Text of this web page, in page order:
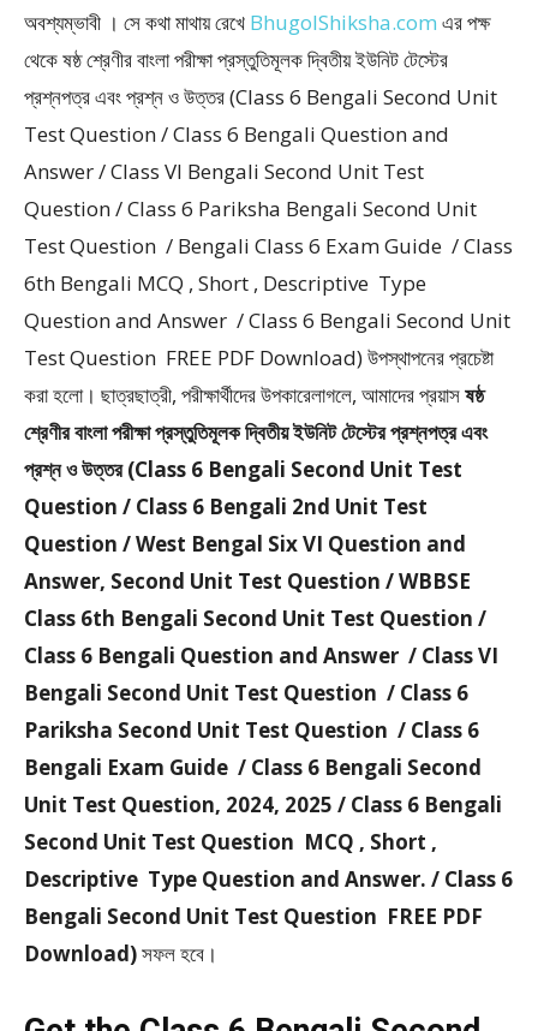
অবশ্যম্ভাবী । সে কথা মাথায় রেখে BhugolShiksha.com এর পক্ষ
থেকে ষষ্ঠ শ্রেণীর বাংলা পরীক্ষা প্রস্তুতিমূলক দ্বিতীয় ইউনিট টেস্টের
প্রশ্নপত্র এবং প্রশ্ন ও উত্তর (Class 6 Bengali Second Unit
Test Question / Class 6 Bengali Question and
Answer / Class VI Bengali Second Unit Test
Question / Class 6 Pariksha Bengali Second Unit
Test Question / Bengali Class 6 Exam Guide / Class
6th Bengali MCQ , Short , Descriptive Type
Question and Answer / Class 6 Bengali Second Unit
Test Question FREE PDF Download) উপস্থাপনের প্রচেষ্টা
করা হলাে। ছাত্রছাত্রী, পরীক্ষার্থীদের উপকারেলাগলে, আমাদের প্রয়াসষষ্ঠ
শ্রেণীর বাংলা পরীক্ষা প্রস্তুতিমূলক দ্বিতীয় ইউনিট টেস্টের প্রশ্নপত্র এবং
প্রশ্ন ও উত্তর (Class 6 Bengali Second Unit Test
Question / Class 6 Bengali 2nd Unit Test
Question / West Bengal Six VI Question and
Answer, Second Unit Test Question / WBBSE
Class 6th Bengali Second Unit Test Question /
Class 6 Bengali Question and Answer / Class VI
Bengali Second Unit Test Question / Class 6
Pariksha Second Unit Test Question / Class 6
Bengali Exam Guide / Class 6 Bengali Second
Unit Test Question, 2024, 2025 / Class 6 Bengali
Second Unit Test Question MCQ , Short ,
Descriptive Type Question and Answer. / Class 6
Bengali Second Unit Test Question FREE PDF
Download)সফল হবে।